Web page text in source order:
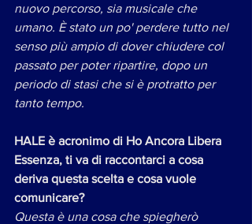
nuovo percorso, sia musicale che
umano. È stato un po' perdere tutto nel
senso più ampio di dover chiudere col
passato per poter ripartire, dopo un
periodo di stasi che si è protratto per
tanto tempo.
HALE è acronimo di Ho Ancora Libera
Essenza, ti va di raccontarci a cosa
deriva questa scelta e cosa vuole
comunicare?
Questa è una cosa che spiegherò